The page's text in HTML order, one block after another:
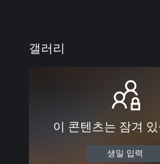
갤러리
이 콘텐츠는 잠겨
생일 입력